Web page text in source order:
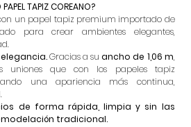
PAPEL TAPIZ COREANO?
un papel tapiz premium importado de
para crear ambientes elegantes,
elegancia.Gracias a suancho de 1,06 m,
uniones que con los papeles tapiz
una apariencia más continua,
de forma rápida, limpia y sin las
tradicional.